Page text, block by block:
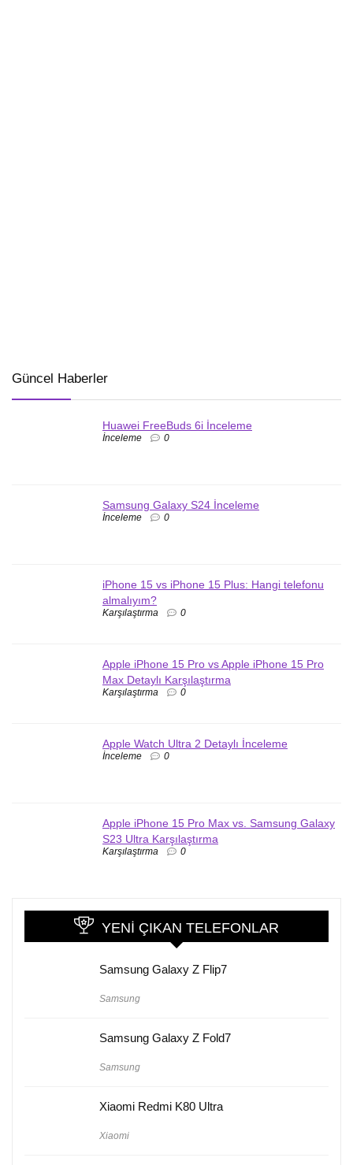
Güncel Haberler
Huawei FreeBuds 6i İnceleme
İnceleme 0
Samsung Galaxy S24 İnceleme
İnceleme 0
iPhone 15 vs iPhone 15 Plus: Hangi telefonu
almalıyım?
Karşılaştırma 0
Apple iPhone 15 Pro vs Apple iPhone 15 Pro
Max Detaylı Karşılaştırma
Karşılaştırma 0
Apple Watch Ultra 2 Detaylı İnceleme
İnceleme 0
Apple iPhone 15 Pro Max vs. Samsung Galaxy
S23 Ultra Karşılaştırma
Karşılaştırma 0
YENI ÇIKAN TELEFONLAR
Samsung Galaxy Z Flip7
Samsung
Samsung Galaxy Z Fold7
Samsung
Xiaomi Redmi K80 Ultra
Xiaomi